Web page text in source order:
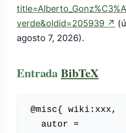
verde&oldid=205939 ↗
agosto 7, 2026).
EntradaBibTeX